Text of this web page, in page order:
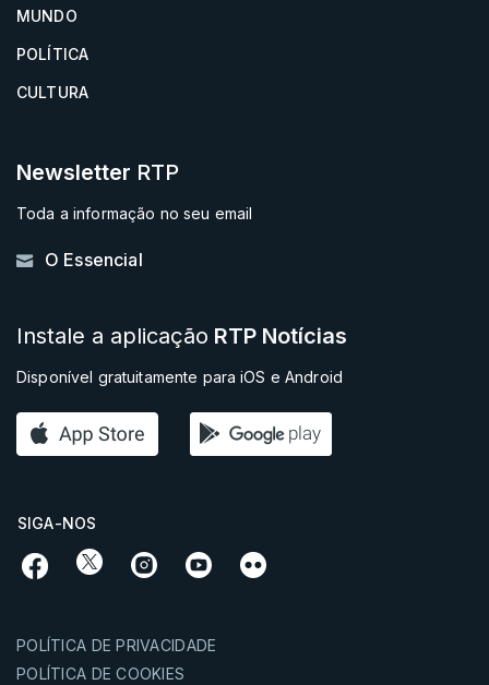
MUNDO
POLÍTICA
CULTURA
Newsletter RTP
Toda a informação no seu email
O Essencial
Instale a aplicação RTP Notícias
Disponível gratuitamente para iOS e Android
SIGA-NOS
POLÍTICA DE PRIVACIDADE
POLÍTICA DE COOKIES